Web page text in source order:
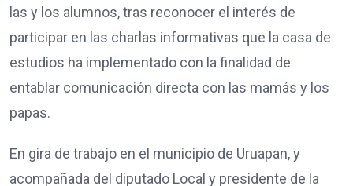
las y los alumnos, tras reconocer el interés de
participar en las charlas informativas que la casa de
estudios ha implementado con la finalidad de
entablar comunicación directa con las mamás y los
papas.
En gira de trabajo en el municipio de Uruapan, y
acompañada del diputado Local y presidente de la